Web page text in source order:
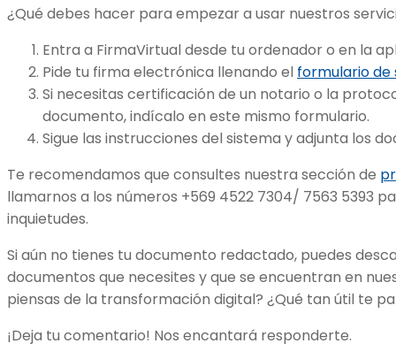
¿Qué debes hacer para empezar a usar nuestros
Entra a FirmaVirtual desde tu ordenador o en la
Pide tu firma electrónica llenando el formulario de
Si necesitas certificación de un notario o la
documento, indícalo en este mismo formulario.
Sigue las instrucciones del sistema y adjunta los
Te recomendamos que consultes nuestra sección de
llamarnos a los números +569 4522 7304/ 7563 5393
inquietudes.
Si aún no tienes tu documento redactado, puedes
documentos que necesites y que se encuentran en
piensas de la transformación digital? ¿Qué tan útil te
¡Deja tu comentario! Nos encantará responderte.